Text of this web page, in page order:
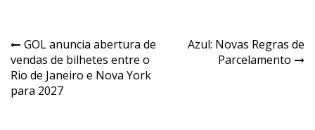
GOL anuncia abertura de
vendas de bilhetes entre o
Rio de Janeiro e Nova York
para 2027
Azul: Novas Regras de
Parcelamento